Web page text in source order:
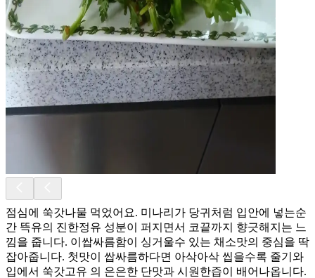
점심에 쑥갓나물 먹었어요. 미나리가 당귀처럼 입안에 넣는순
간 뜩유의 진한정유 성분이 퍼지면서 코끝까지 향긋해지는 느
낌을 줍니다. 이쌉싸름함이 싱거울수 있는 채소맛의 중심을 딱
잡아줍니다. 첫맛이 쌉싸름하다면 아삭아삭 씹을수록 줄기와
입에서 쑥갓고유 의 은은한 단맛과 시원한즙이 배어나옵니다.